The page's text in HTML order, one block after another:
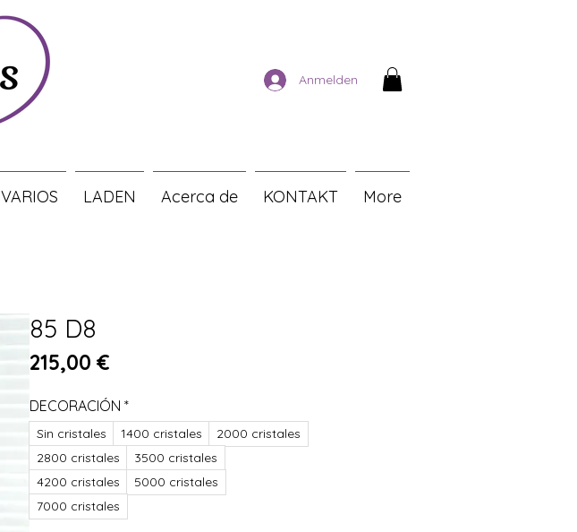
Anmelden
VARIOS LADEN Acerca de KONTAKT More
85 D8
215,00 €
DECORACIÓN *
Sin cristales 1400 cristales
2000 cristales
2800 cristales
3500 cristales
4200 cristales
5000 cristales
7000 cristales